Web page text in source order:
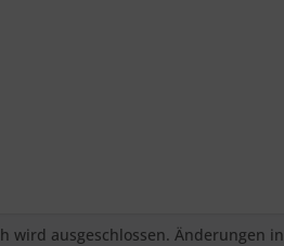
wird ausgeschlossen. Änderungen in